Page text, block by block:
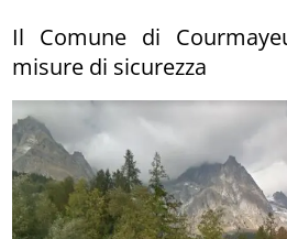
Il Comune di
misure di sicurezza